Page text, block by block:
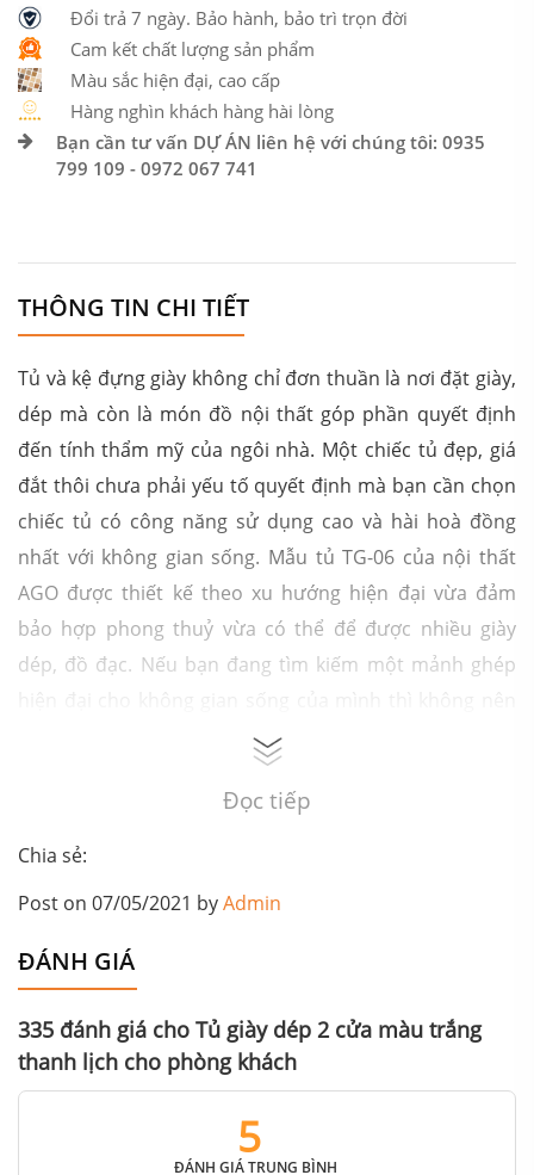
Đổi trả 7 ngày. Bảo hành, bảo trì trọn đời
Cam kết chất lượng sản phẩm
Màu sắc hiện đại, cao cấp
Hàng nghìn khách hàng hài lòng
Bạn cần tư vấn DỰ ÁN liên hệ với chúng tôi: 0935
799 109 - 0972 067 741
THÔNG TIN CHI TIẾT
Tủ và kệ đựng giày không chỉ đơn thuần là nơi đặt giày,
dép mà còn là món đồ nội thất góp phần quyết định
đến tính thẩm mỹ của ngôi nhà. Một chiếc tủ đẹp, giá
đắt thôi chưa phải yếu tố quyết định mà bạn cần chọn
chiếc tủ có công năng sử dụng cao và hài hoà đồng
nhất với không gian sống. Mẫu tủ TG-06 của nội thất
AGO được thiết kế theo xu hướng hiện đại vừa đảm
bảo hợp phong thuỷ vừa có thể để được nhiều giày
dép, đồ đạc. Nếu bạn đang tìm kiếm một mảnh ghép
bỏ qua sản phẩm này. Với mức giá cả hợp lý và chế độ
bảo hành đảm bảo thì mẫu tủ của nội thất AG0 phù
hợp với nhu cầu của hầu hết các gia đình Việt.
Đọc tiếp
Chia sẻ:
Post on 07/05/2021 byAdmin
ĐÁNH GIÁ
335 đánh giá cho Tủ giày dép 2 cửa màu trắng
thanh lịch cho phòng khách
5
ĐÁNH GIÁ TRUNG BÌNH